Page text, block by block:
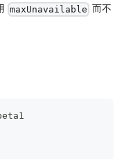
maxUnavailable 而不